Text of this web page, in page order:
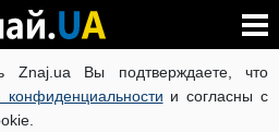
Znaj.ua Вы подтверждаете, что
конфиденциальности и согласны с
УКРАИНЫ КОРОНАВИРУС В